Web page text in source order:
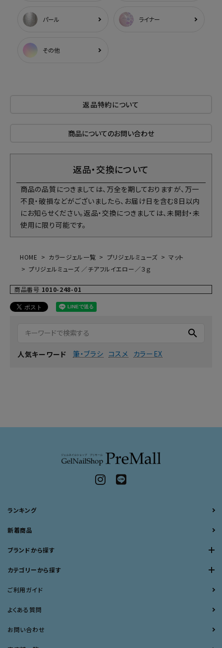
パール ライナー
その他
返品特約について
商品についてのお問い合わせ
返品・交換について
商品の品質につきましては、万全を期しておりますが、万一
不良・破損などがございましたら、お届け日を含む8日以内
にお知らせください。返品・交換につきましては、未開封・未
使用に限り可能です。
HOME カラージェル一覧 プリジェルミューズ
マット
プリジェルミューズ ／チアフルイエロー／３ｇ
商品番号 1010-248-01
search
人気キーワード 筆・ブラシ コスメ カラーEX
ランキング
新着商品
ブランドから探す
カテゴリーから探す
ご利用ガイド
よくある質問
お問い合わせ